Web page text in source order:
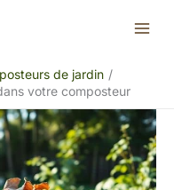
de jardin
votre composteur